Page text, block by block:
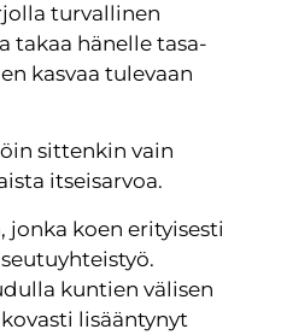
turvallinen
takaa hänelle tasa-
kasvaa tulevaan
sittenkin vain
itseisarvoa.
jonka koen erityisesti
kuntien välisen
lisääntynyt